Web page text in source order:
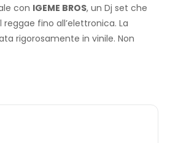
con IGEME BROS, un Dj set che
reggae fino all’elettronica. La
rigorosamente in vinile. Non